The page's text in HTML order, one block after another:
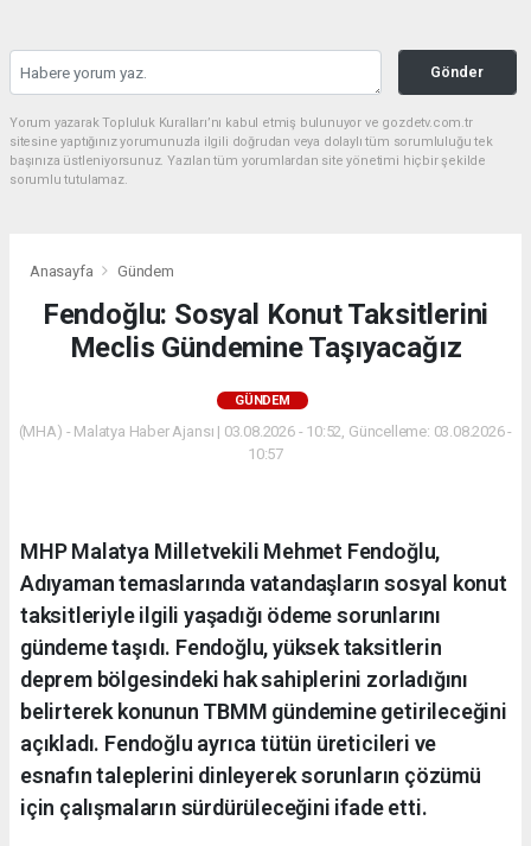
Gönder
Yorum yazarak Topluluk Kuralları’nı kabul etmiş bulunuyor ve gozdetv.com.tr
sitesine yaptığınız yorumunuzla ilgili doğrudan veya dolaylı tüm sorumluluğu tek
başınıza üstleniyorsunuz. Yazılan tüm yorumlardan site yönetimi hiçbir şekilde
sorumlu tutulamaz.
Anasayfa Gündem
Fendoğlu: Sosyal Konut Taksitlerini
Meclis Gündemine Taşıyacağız
GÜNDEM
(MHA) - Malatya Haber Ajansı | 03.08.2026 - 10:52, Güncelleme: 03.08.2026 -
10:57
MHP Malatya Milletvekili Mehmet Fendoğlu,
Adıyaman temaslarında vatandaşların sosyal konut
taksitleriyle ilgili yaşadığı ödeme sorunlarını
gündeme taşıdı. Fendoğlu, yüksek taksitlerin
deprem bölgesindeki hak sahiplerini zorladığını
belirterek konunun TBMM gündemine getirileceğini
açıkladı. Fendoğlu ayrıca tütün üreticileri ve
esnafın taleplerini dinleyerek sorunların çözümü
için çalışmaların sürdürüleceğini ifade etti.